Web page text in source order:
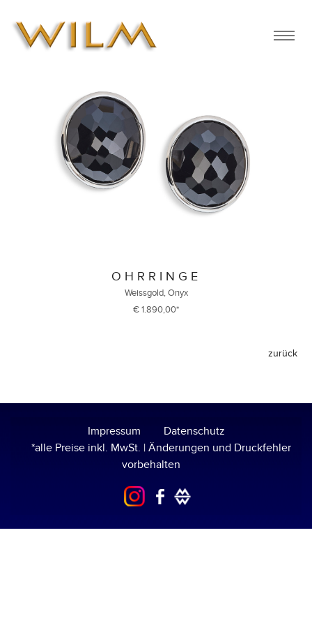
OHRRINGE
Weissgold, Onyx
€ 1.890,00*
Impressum
Datenschutz
*alle Preise inkl. MwSt. | Änderungen und Druckfehler
vorbehalten